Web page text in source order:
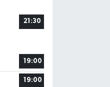
21:30
19:00
19:00